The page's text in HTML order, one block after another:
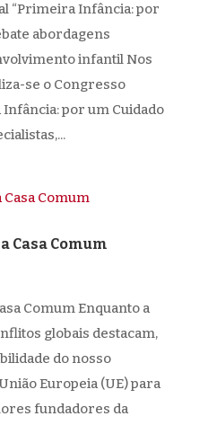
“Primeira Infância: por
abordagens
infantil Nos
se o Congresso
por um Cuidado
Casa Comum
Comum ​Enquanto a
globais destacam,
do nosso
Europeia (UE) para
fundadores da